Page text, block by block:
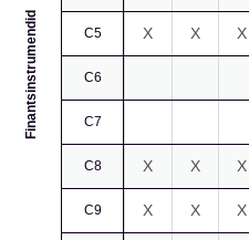
Finantsinstrumendid C5 X X X
C6
C7
C8 X X X
C9 X X X